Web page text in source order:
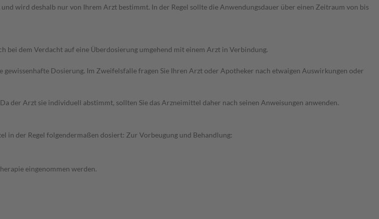
wird deshalb nur von Ihrem Arzt bestimmt. In der Regel sollte die Anwendungsdauer über einen Zeitraum von bis
bei dem Verdacht auf eine Überdosierung umgehend mit einem Arzt in Verbindung.
Dosierung. Im Zweifelsfalle fragen Sie Ihren Arzt oder Apotheker nach etwaigen Auswirkungen oder
der Arzt sie individuell abstimmt, sollten Sie das Arzneimittel daher nach seinen Anweisungen anwenden.
in der Regel folgendermaßen dosiert: Zur Vorbeugung und Behandlung:
eingenommen werden.